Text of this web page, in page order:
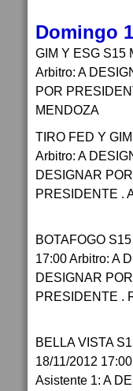
Domingo
GIM Y ESG S15
Arbitro: A
POR
MENDOZA
TIRO FED Y
Arbitro: A
DESIGNAR
PRESIDENTE .
BOTAFOGO
17:00 Arbitro: A
DESIGNAR
PRESIDENTE .
BELLA VISTA
18/11/2012
Asistente 1: A